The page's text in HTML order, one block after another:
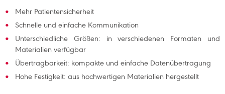
Mehr Patientensicherheit
Schnelle und einfache Kommunikation
Unterschiedliche Größen: in verschiedenen Formaten und
Materialien verfügbar
Übertragbarkeit: kompakte und einfache Datenübertragung
Hohe Festigkeit: aus hochwertigen Materialien hergestellt